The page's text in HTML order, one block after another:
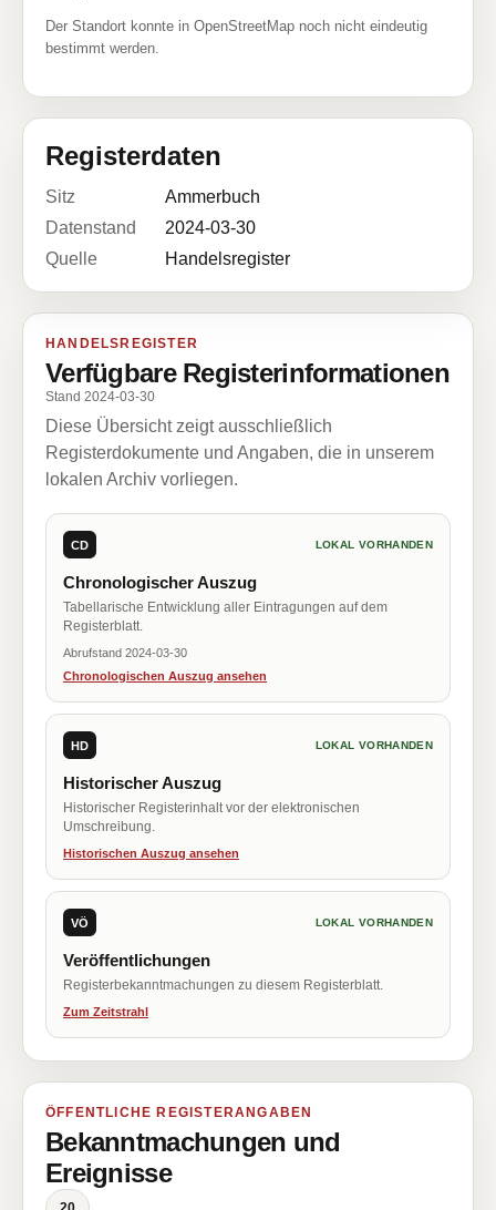
Der Standort konnte in OpenStreetMap noch nicht eindeutig
bestimmt werden.
Registerdaten
Sitz
Ammerbuch
Datenstand
2024-03-30
Quelle
Handelsregister
HANDELSREGISTER
Verfügbare Registerinformationen
Stand 2024-03-30
Diese Übersicht zeigt ausschließlich
Registerdokumente und Angaben, die in unserem
lokalen Archiv vorliegen.
CD LOKAL VORHANDEN
Chronologischer Auszug
Tabellarische Entwicklung aller Eintragungen auf dem
Registerblatt.
Abrufstand 2024-03-30
Chronologischen Auszug ansehen
HD LOKAL VORHANDEN
Historischer Auszug
Historischer Registerinhalt vor der elektronischen
Umschreibung.
Historischen Auszug ansehen
VÖ LOKAL VORHANDEN
Veröffentlichungen
Registerbekanntmachungen zu diesem Registerblatt.
Zum Zeitstrahl
ÖFFENTLICHE REGISTERANGABEN
Bekanntmachungen und
Ereignisse